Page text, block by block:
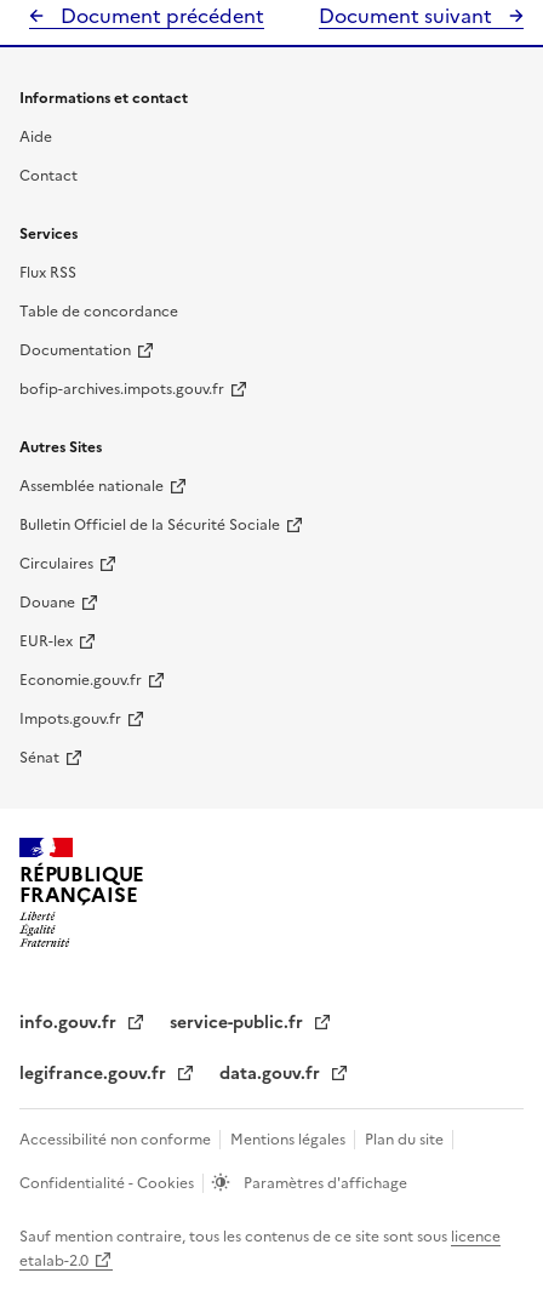
Document précédent Document suivant
Informations et contact
Aide
Contact
Services
Flux RSS
Table de concordance
Documentation
bofip-archives.impots.gouv.fr
Autres Sites
Assemblée nationale
Bulletin Officiel de la Sécurité Sociale
Circulaires
Douane
EUR-lex
Economie.gouv.fr
Impots.gouv.fr
Sénat
RÉPUBLIQUE
FRANÇAISE
info.gouv.fr
service-public.fr
legifrance.gouv.fr
data.gouv.fr
Accessibilité non conforme Mentions légales
Plan du site
Confidentialité - Cookies
Paramètres d'affichage
Sauf mention contraire, tous les contenus de ce site sont sous licence
etalab-2.0